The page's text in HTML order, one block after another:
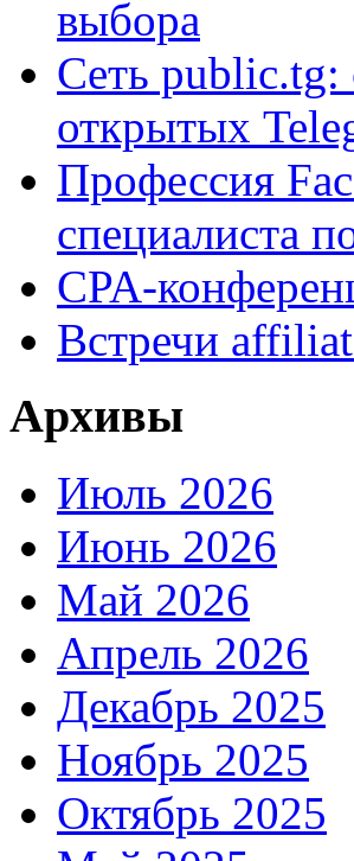
выбора
Сеть public.tg:
открытых
Профессия
специалиста
CPA-
Встречи
Архивы
Июль 2026
Июнь 2026
Май 2026
Апрель 2026
Декабрь 2025
Ноябрь 2025
Октябрь 2025